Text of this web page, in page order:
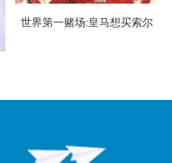
世界第一赌场:皇马想买索尔